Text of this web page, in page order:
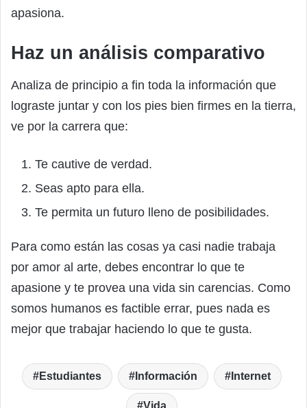
apasiona.
Haz un análisis comparativo
Analiza de principio a fin toda la información que
lograste juntar y con los pies bien firmes en la tierra,
ve por la carrera que:
Te cautive de verdad.
Seas apto para ella.
Te permita un futuro lleno de posibilidades.
Para como están las cosas ya casi nadie trabaja
por amor al arte, debes encontrar lo que te
apasione y te provea una vida sin carencias. Como
somos humanos es factible errar, pues nada es
mejor que trabajar haciendo lo que te gusta.
Estudiantes Información Internet
Vida